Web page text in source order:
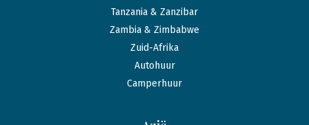
Tanzania & Zanzibar
Zambia & Zimbabwe
Zuid-Afrika
Autohuur
Camperhuur